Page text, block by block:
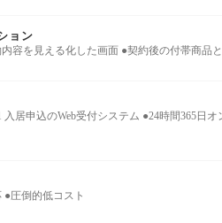
ョン
容を見える化した画面 ●契約後の付帯商品
居申込のWeb受付システム ●24時間365日
圧倒的低コスト